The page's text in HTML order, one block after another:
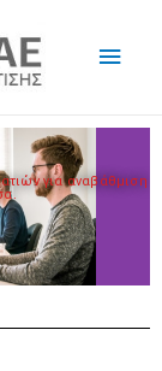
για αναβάθμιση